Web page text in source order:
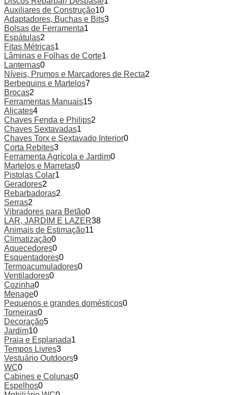
Auxiliares de Construção10
Adaptadores, Buchas e Bits3
Bolsas de Ferramenta1
Espátulas2
Fitas Métricas1
Lâminas e Folhas de Corte1
Lanternas0
Níveis, Prumos e Marcadores de Recta2
Berbequins e Martelos7
Brocas2
Ferramentas Manuais15
Alicates4
Chaves Fenda e Philips2
Chaves Sextavadas1
Chaves Torx e Sextavado Interior0
Corta Rebites3
Ferramenta Agrícola e Jardim0
Martelos e Marretas0
Pistolas Colar1
Geradores2
Rebarbadoras2
Serras2
Vibradores para Betão0
LAR, JARDIM E LAZER38
Animais de Estimação11
Climatização0
Aquecedores0
Esquentadores0
Termoacumuladores0
Ventiladores0
Cozinha0
Menage0
Pequenos e grandes domésticos0
Torneiras0
Decoração5
Jardim10
Praia e Esplanada1
Tempos Livres3
Vestuário Outdoors9
WC0
Cabines e Colunas0
Espelhos0